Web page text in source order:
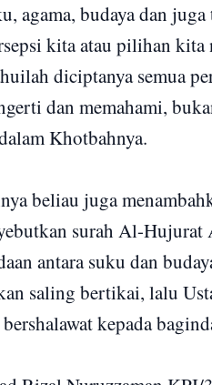
agama, budaya dan
kita atau pilihan
diciptanya semua
dan memahami,
Khotbahnya.
beliau juga
surah Al-Hujurat
antara suku dan
saling bertikai, lalu
kepada